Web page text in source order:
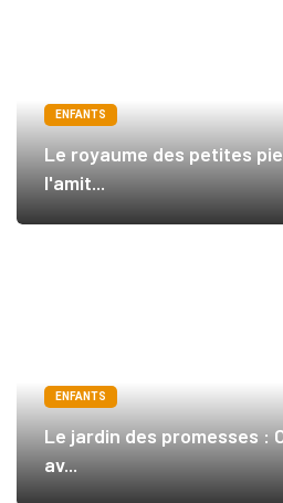
ENFANTS
Le royaume des petites
l'amit...
ENFANTS
Le jardin des promesses :
av...